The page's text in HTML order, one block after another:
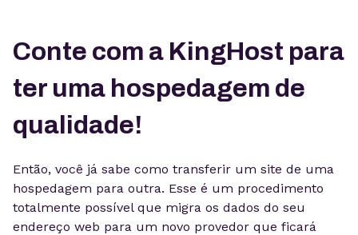
Conte com a KingHost para
ter uma hospedagem de
qualidade!
Então, você já sabe como transferir um site de uma
hospedagem para outra. Esse é um procedimento
totalmente possível que migra os dados do seu
endereço web para um novo provedor que ficará